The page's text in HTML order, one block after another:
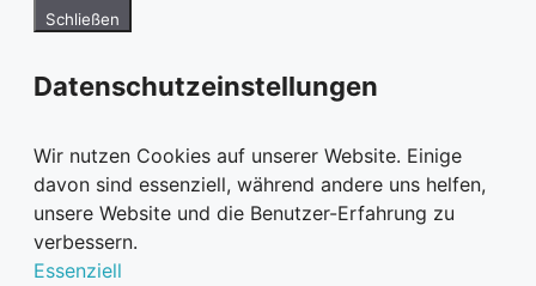
Schließen
Datenschutzeinstellungen
Wir nutzen Cookies auf unserer Website. Einige
davon sind essenziell, während andere uns helfen,
unsere Website und die Benutzer-Erfahrung zu
verbessern.
Essenziell